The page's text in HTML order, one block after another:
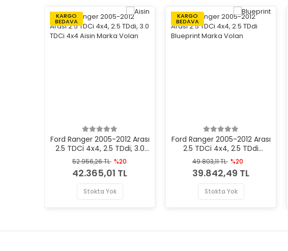
KARGO
BEDAVA
Ford Ranger 2005-2012 Arası
2.5 TDCi 4x4, 2.5 TDdi, 3.0
TDCi 4x4 Aisin Marka Volan
52.956,26 TL %20
42.365,01 TL
Stokta Yok
KARGO
BEDAVA
Ford Ranger 2005-2012 Arası
2.5 TDCi 4x4, 2.5 TDdi
Blueprint Marka Volan
49.803,11 TL %20
39.842,49 TL
Stokta Yok